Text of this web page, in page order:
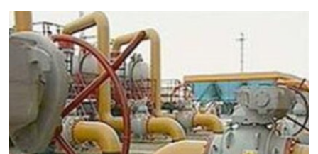
ՂԱՐԱԲԱՂ
ՊԱՏԵՐԱԶՄԻ 6 ՇԱԲԱԹՆԵՐԸ
ՏԱՐԱԾԱՇՐՋԱՆ
ՄԻՋԱԶԳԱՅԻՆ
ՄՇԱԿՈՒՅԹ
ՍՊՈՐՏ